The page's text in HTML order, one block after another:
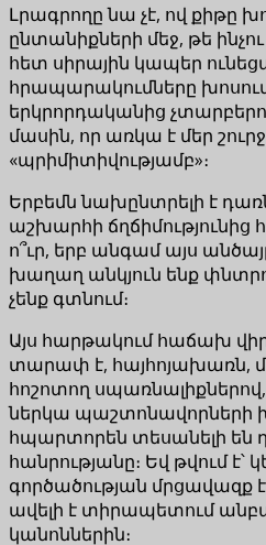
Լրագրողը նա չէ, ով քիթը
ընտանիքների մեջ, թե
հետ սիրային կապեր
հրապարակումները
երկրորդականից
մասին, որ առկա է մեր
«պրիմիտիվությամբ»։
Երբեմն նախընտրելի է
աշխարհի ճղճիմությունից
ո՞ւր, երբ անգամ այս
խաղաղ անկյուն ենք
չենք գտնում։
Այս հարթակում հաճախ
տարափ է, հայհոյախառն,
հոշոտող
ներկա պաշտոնավորների
հպարտորեն տեսանելի են
հանրությանը։ Եվ թվում
գործածության մրցավազք
ավելի է տիրապետում
կանոններին։